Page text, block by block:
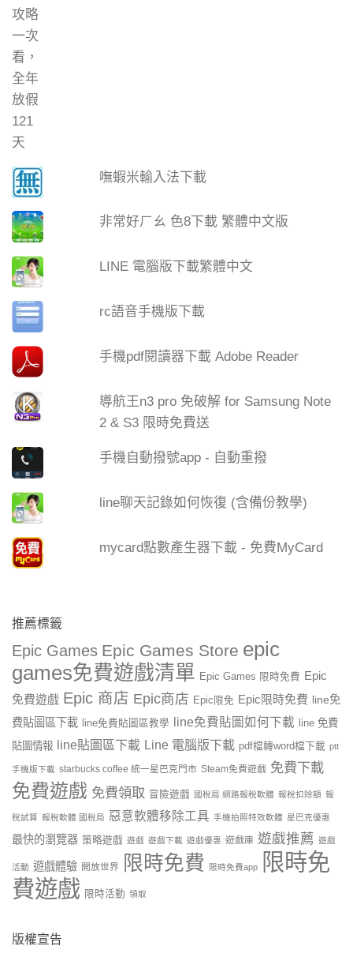
嘸蝦米輸入法下載
非常好ㄏㄠ 色8下載 繁體中文版
LINE 電腦版下載繁體中文
rc語音手機版下載
手機pdf閱讀器下載 Adobe Reader
導航王n3 pro 免破解 for Samsung Note
2 & S3 限時免費送
手機自動撥號app - 自動重撥
line聊天記錄如何恢復 (含備份教學)
mycard點數產生器下載 - 免費MyCard
推薦標籤
Epic Games Epic Games Store epic
games免費遊戲清單 Epic Games 限時免費 Epic
免費遊戲 Epic 商店 Epic商店 Epic限免 Epic限時免費 line免
費貼圖區下載
line免費貼圖區教學 line免費貼圖如何下載
line 免費
貼圖情報
line貼圖區下載 Line 電腦版下載 pdf檔轉word檔下載 ptt
手機版下載 starbucks coffee 統一星巴克門市 Steam免費遊戲 免費下載
免費遊戲 免費領取 冒險遊戲 國稅局 網路報稅軟體 報稅扣除額 報
稅試算 報稅軟體 國稅局 惡意軟體移除工具 手機拍照特效軟體 星巴克優惠
最快的瀏覽器 策略遊戲 遊戲 遊戲下載 遊戲優惠 遊戲庫 遊戲推薦 遊戲
活動 遊戲體驗 開放世界 限時免費 限時免費app
限時免
費遊戲 限時活動 領取
版權宣告